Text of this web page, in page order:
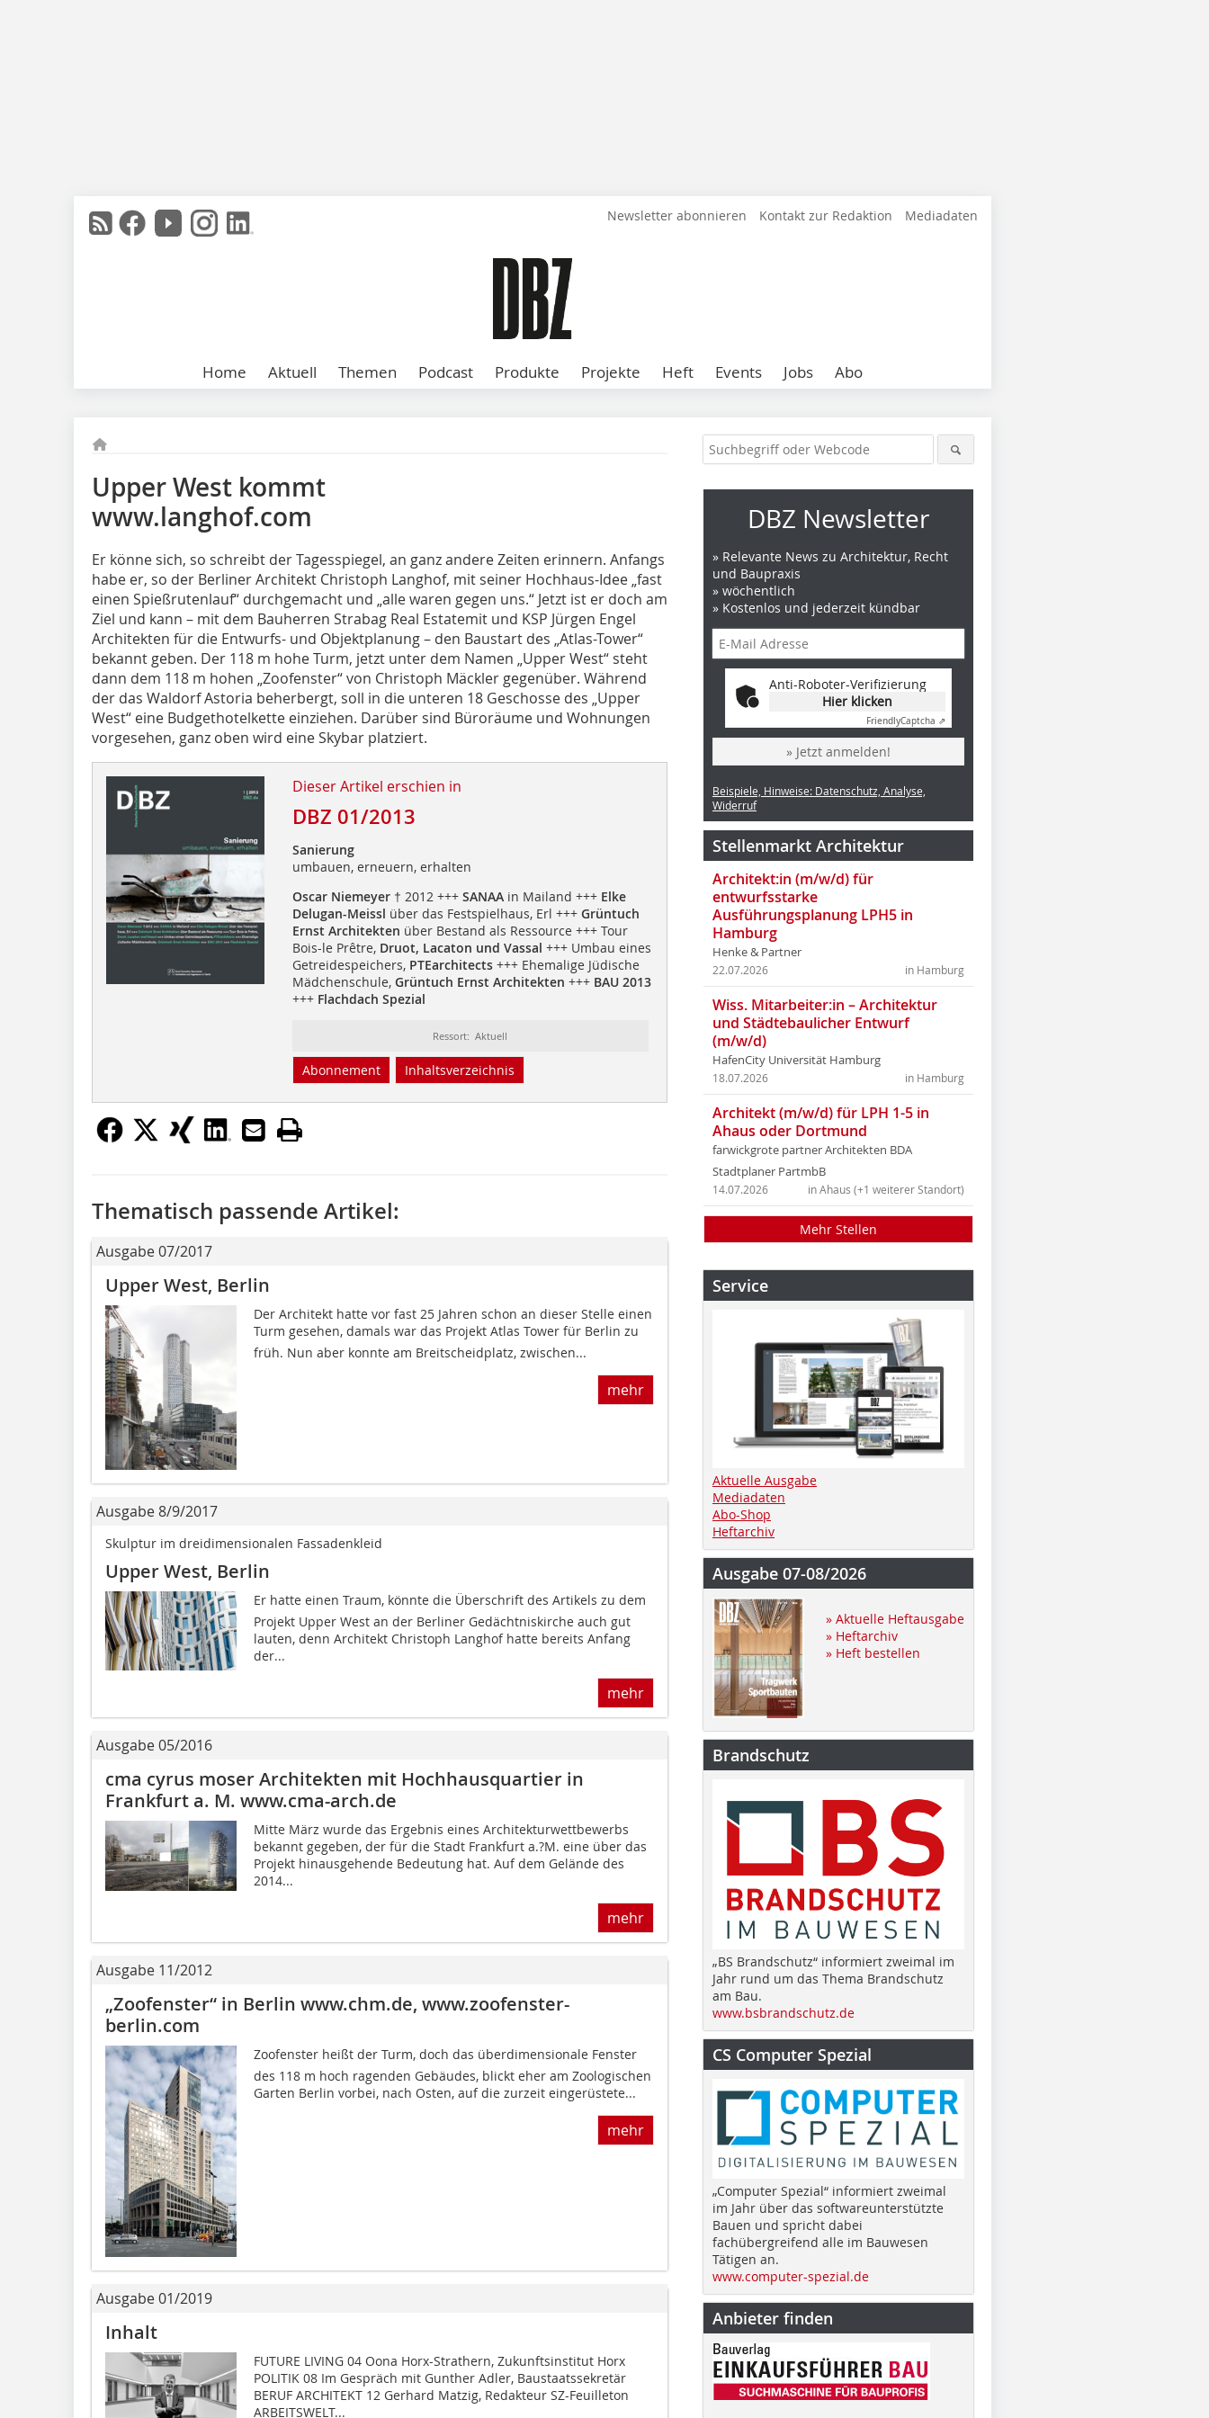
Newsletter abonnieren Kontakt zur Redaktion Mediadaten
Home Aktuell Themen Podcast Produkte Projekte Heft Events Jobs Abo
Upper West kommt
www.langhof.com
Er könne sich, so schreibt der Tagesspiegel, an ganz andere Zeiten erinnern. Anfangs
habe er, so der Berliner Architekt Christoph Langhof, mit seiner Hochhaus-Idee „fast
einen Spießrutenlauf“ durchgemacht und „alle waren gegen uns.“ Jetzt ist er doch am
Ziel und kann – mit dem Bauherren Strabag Real Estatemit und KSP Jürgen Engel
Architekten für die Entwurfs- und Objektplanung – den Baustart des „Atlas-Tower“
bekannt geben. Der 118 m hohe Turm, jetzt unter dem Namen „Upper West“ steht
dann dem 118 m hohen „Zoofenster“ von Christoph Mäckler gegenüber. Während
der das Waldorf Astoria beherbergt, soll in die unteren 18 Geschosse des „Upper
West“ eine Budgethotelkette einziehen. Darüber sind Büroräume und Wohnungen
vorgesehen, ganz oben wird eine Skybar platziert.
Dieser Artikel erschien in
DBZ 01/2013
Sanierung
umbauen, erneuern, erhalten
Oscar Niemeyer† 2012 +++ SANAAin Mailand +++ Elke
Delugan-Meissl über das Festspielhaus, Erl +++ Grüntuch
Ernst Architekten über Bestand als Ressource +++ Tour
Bois-le Prêtre, Druot, Lacaton und Vassal +++ Umbau eines
Getreidespeichers, PTEarchitects+++ Ehemalige Jüdische
Mädchenschule, Grüntuch Ernst Architekten +++ BAU 2013
+++ Flachdach Spezial
Ressort: Aktuell
Abonnement Inhaltsverzeichnis
Thematisch passende Artikel:
Ausgabe 07/2017
Upper West, Berlin
Der Architekt hatte vor fast 25 Jahren schon an dieser Stelle einen
Turm gesehen, damals war das Projekt Atlas Tower für Berlin zu
früh. Nun aber konnte am Breitscheidplatz, zwischen...
mehr
Ausgabe 8/9/2017
Skulptur im dreidimensionalen Fassadenkleid
Upper West, Berlin
Er hatte einen Traum, könnte die Überschrift des Artikels zu dem
Projekt Upper West an der Berliner Gedächtniskirche auch gut
lauten, denn Architekt Christoph Langhof hatte bereits Anfang
der...
mehr
Ausgabe 05/2016
cma cyrus moser Architekten mit Hochhausquartier in
Frankfurt a. M. www.cma-arch.de
Mitte März wurde das Ergebnis eines Architekturwettbewerbs
bekannt gegeben, der für die Stadt Frankfurt a.?M. eine über das
Projekt hinausgehende Bedeutung hat. Auf dem Gelände des
2014...
mehr
Ausgabe 11/2012
„Zoofenster“ in Berlin www.chm.de, www.zoofenster-
berlin.com
Zoofenster heißt der Turm, doch das überdimensionale Fenster
des 118 m hoch ragenden Gebäudes, blickt eher am Zoologischen
Garten Berlin vorbei, nach Osten, auf die zurzeit eingerüstete...
mehr
Ausgabe 01/2019
Inhalt
FUTURE LIVING 04 Oona Horx-Strathern, Zukunftsinstitut Horx
POLITIK 08 Im Gespräch mit Gunther Adler, Baustaatssekretär
BERUF ARCHITEKT 12 Gerhard Matzig, Redakteur SZ-Feuilleton
ARBEITSWELT...
DBZ Newsletter
» Relevante News zu Architektur, Recht
und Baupraxis
» wöchentlich
» Kostenlos und jederzeit kündbar
Anti-Roboter-Verifizierung
Hier klicken
FriendlyCaptcha ⇗
» Jetzt anmelden!
Beispiele, Hinweise: Datenschutz, Analyse,
Widerruf
Stellenmarkt Architektur
Architekt:in (m/w/d) für
entwurfsstarke
Ausführungsplanung LPH5 in
Hamburg
Henke & Partner
in Hamburg
22.07.2026
Wiss. Mitarbeiter:in – Architektur
und Städtebaulicher Entwurf
(m/w/d)
HafenCity Universität Hamburg
in Hamburg
18.07.2026
Architekt (m/w/d) für LPH 1-5 in
Ahaus oder Dortmund
farwickgrote partner Architekten BDA
Stadtplaner PartmbB
in Ahaus (+1 weiterer Standort)
14.07.2026
Mehr Stellen
Service
Aktuelle Ausgabe
Mediadaten
Abo-Shop
Heftarchiv
Ausgabe 07-08/2026
» Aktuelle Heftausgabe
» Heftarchiv
» Heft bestellen
Brandschutz
„BS Brandschutz“ informiert zweimal im
Jahr rund um das Thema Brandschutz
am Bau.
www.bsbrandschutz.de
CS Computer Spezial
„Computer Spezial“ informiert zweimal
im Jahr über das softwareunterstützte
Bauen und spricht dabei
fachübergreifend alle im Bauwesen
Tätigen an.
www.computer-spezial.de
Anbieter finden